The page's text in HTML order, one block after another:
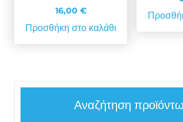
16,00 €
Προσθήκη στο καλάθι
Αναζήτηση